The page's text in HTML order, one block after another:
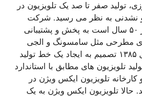
تولید صفر تا صد یک تلویزیون در
و نشدنی به نظر می رسید. شرکت
مادیران که بیش از ۵۰ سال است به پخش و پشتیبانی
مطرحی مثل سامسونگ و الجی
می پردازد، در سال ۱۳۸۵ تصمیم به ایجاد یک خط تولید
تلویزیون های مطابق با استاندارد
تلویزیون ایکس ویژن در
تلویزیون ایکس ویژن به یک